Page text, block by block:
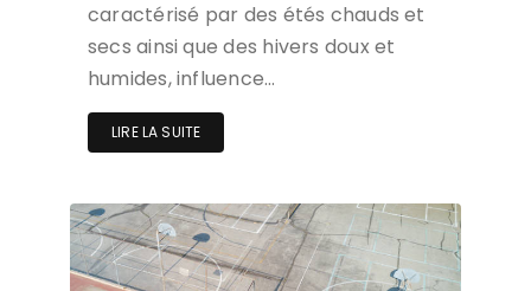
caractérisé par des étés chauds et
secs ainsi que des hivers doux et
humides, influence…
LIRE LA SUITE